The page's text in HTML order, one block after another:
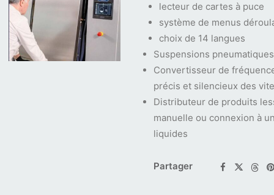
lecteur de cartes à puce
système de menus
choix de 14 langues
Suspensions
Convertisseur de
précis et silencieux des
Distributeur de produits
manuelle ou connexion à
liquides
Partager